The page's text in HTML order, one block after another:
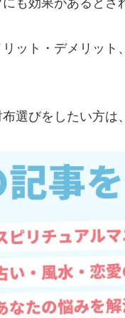
ット・デメリット
選びをしたい方は